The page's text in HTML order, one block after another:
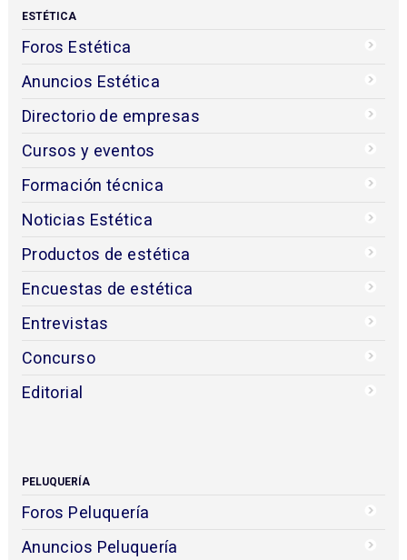
ESTÉTICA
Foros Estética
Anuncios Estética
Directorio de empresas
Cursos y eventos
Formación técnica
Noticias Estética
Productos de estética
Encuestas de estética
Entrevistas
Concurso
Editorial
PELUQUERÍA
Foros Peluquería
Anuncios Peluquería